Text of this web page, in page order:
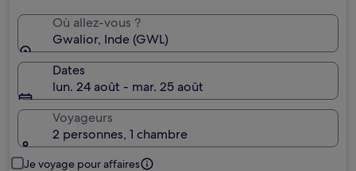
Où allez-vous ?
Gwalior, Inde (GWL)
Dates
lun. 24 août - mar. 25 août
Voyageurs
2 personnes, 1 chambre
Je voyage pour affaires